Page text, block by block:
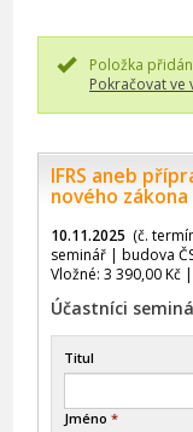
Položka
Pokračovat ve
IFRS aneb
nového
10.11.2025 (č.
seminář | budova
Vložné: 3 390,00 Kč
Účastníci
Titul
Jméno *